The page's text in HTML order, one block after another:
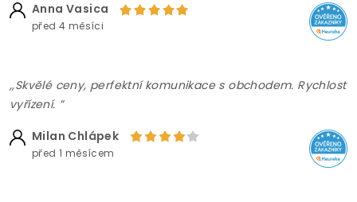
Anna Vasica
před 4 měsíci
,,Skvělé ceny, perfektní komunikace s obchodem. Rychlost
vyřízení. ”
Milan Chlápek
před 1 měsícem